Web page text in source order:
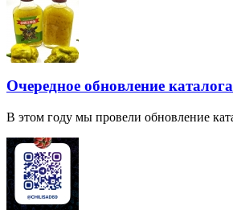
Очередное обновление каталога
В этом году мы провели обновление